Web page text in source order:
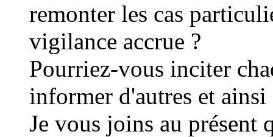
remonter les cas
vigilance accrue ?
Pourriez-vous inciter
informer d'autres et ainsi
Je vous joins au présent